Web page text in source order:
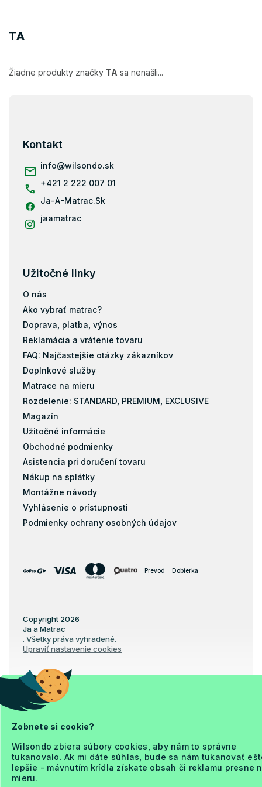
Zobnete si cookie?
Wilsondo zbiera súbory cookies, aby nám to správne
tukanovalo. Ak mi dáte súhlas, bude sa nám tukanovať
lepšie - mávnutím krídla získate obsah či reklamu presne
mieru.
TA
Žiadne produkty značky TA sa nenašli...
Kontakt
info@wilsondo.sk
+421 2 222 007 01
Ja-A-Matrac.Sk
jaamatrac
Užitočné linky
O nás
Ako vybrať matrac?
Doprava, platba, výnos
Reklamácia a vrátenie tovaru
FAQ: Najčastejšie otázky zákazníkov
Doplnkové služby
Matrace na mieru
Rozdelenie: STANDARD, PREMIUM, EXCLUSIVE
Magazín
Užitočné informácie
Obchodné podmienky
Asistencia pri doručení tovaru
Nákup na splátky
Montážne návody
Vyhlásenie o prístupnosti
Podmienky ochrany osobných údajov
Prevod Dobierka
Copyright 2026
Ja a Matrac
. Všetky práva vyhradené.
Upraviť nastavenie cookies